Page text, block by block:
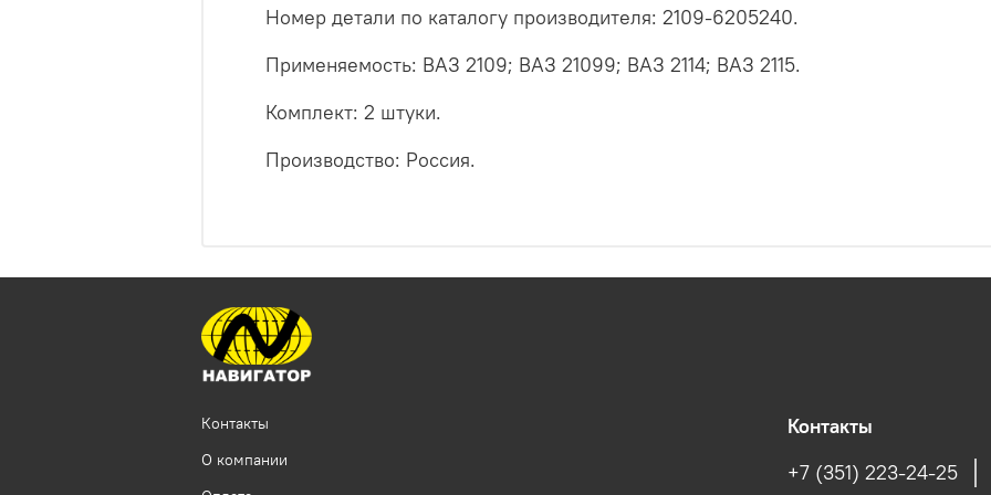
Номер детали по каталогу производителя: 2109-6205240.
Применяемость: ВАЗ 2109; ВАЗ 21099; ВАЗ 2114; ВАЗ 2115.
Комплект: 2 штуки.
Производство: Россия.
Контакты
О компании
Контакты
+7 (351) 223-24-25